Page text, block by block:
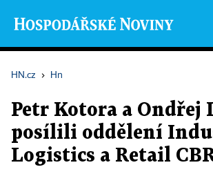
HN.cz › Hn
Petr Kotora a Ondřej
posílili oddělení
Logistics a Retail